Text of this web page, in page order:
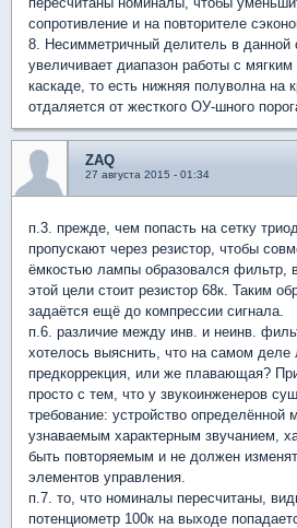
сопротивление и на повторителе
8. Несимметричный делитель в данной
увеличивает диапазон работы с
каскаде, то есть нижняя полуволна на
отдаляется от жесткого ОУ-шного
ZAQ
27 августа 2015 - 01:34
п.3. прежде, чем попасть на сетку
пропускают через резистор, чтобы
ёмкостью лампы образовался фильтр,
этой цели стоит резистор 68к. Таким
задаётся ещё до компрессии сигнала.
п.6. различие между инв. и неинв.
хотелось выяснить, что на самом
предкоррекция, или же плавающая?
просто с тем, что у звукоинженеров
требование: устройство
узнаваемым характерным звучанием,
быть повторяемым и не должен
элементов управления.
п.7. то, что номиналы пересчитаны,
потенциометр 100к на выходе